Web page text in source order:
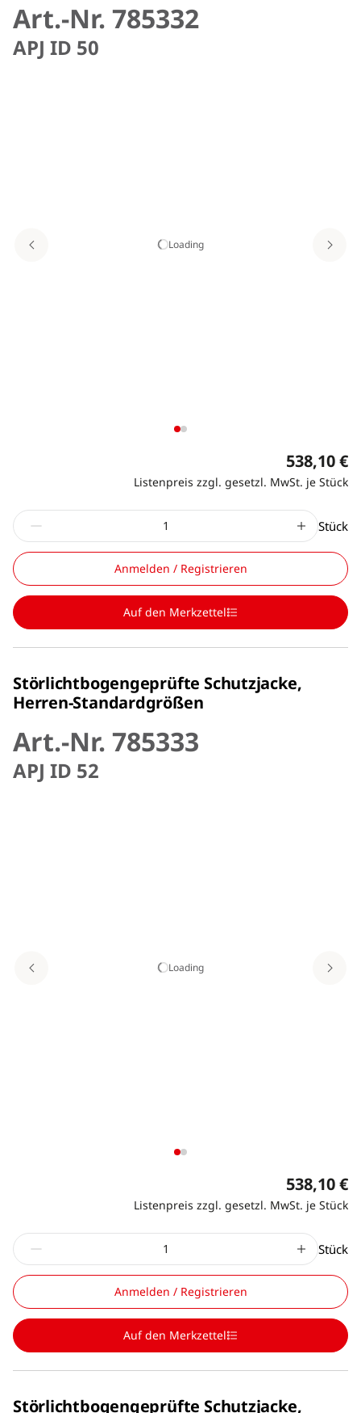
Art.-Nr. 785332
APJ ID 50
Loading
538,10 €
Listenpreis zzgl. gesetzl. MwSt. je Stück
Stück
Anmelden / Registrieren
Auf den Merkzettel
Störlichtbogengeprüfte Schutzjacke,
Herren-Standardgrößen
Art.-Nr. 785333
APJ ID 52
Loading
538,10 €
Listenpreis zzgl. gesetzl. MwSt. je Stück
Stück
Anmelden / Registrieren
Auf den Merkzettel
Störlichtbogengeprüfte Schutzjacke,